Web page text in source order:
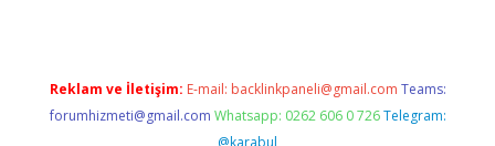
Reklam ve İletişim: E-mail: backlinkpaneli@gmail.com Teams:
forumhizmeti@gmail.com Whatsapp: 0262 606 0 726 Telegram:
@karabul